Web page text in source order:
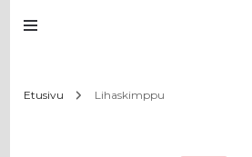
Etusivu Lihaskimppu